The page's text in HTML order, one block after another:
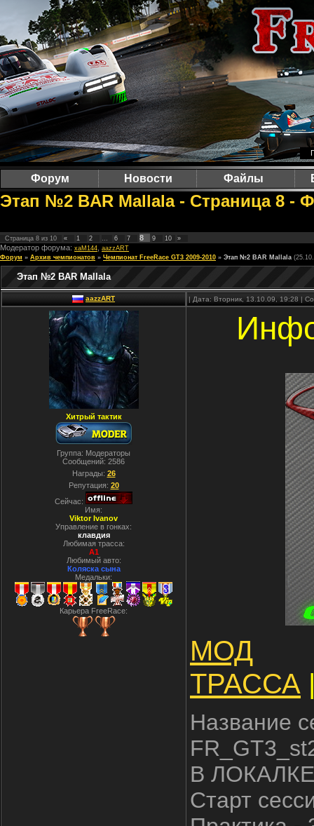
Форум Новости Файлы
Этап №2 BAR Mallala - Страница 8 -
Страница 8 из 10 « 1 2 … 6 7 8 9 10 »
Модератор форума: xaM144 aazzART
Форум » Архив чемпионатов » Чемпионат FreeRace GT3 2009-2010 » Этап №2 BAR Mallala
Этап №2 BAR Mallala
aazzART | Дата: Вторник, 13.10.09, 19:28 |
Хитрый тактик
Группа: Модераторы
Сообщений: 2586
Награды: 26
Репутация: 20
Сейчас:
Имя:
Viktor Ivanov
Управление в гонках:
клавдия
Любимая трасса:
A1
Любимый авто:
Коляска сына
Медальки:
Карьера FreeRace:
МОД
ТРАССА
Название
В
Старт